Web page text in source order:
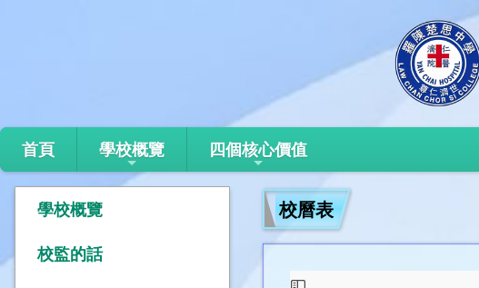
首頁 學校概覽 四個核心價值
學校概覽
校監的話
校曆表